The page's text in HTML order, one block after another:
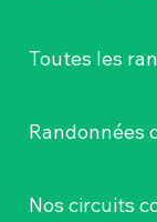
Toutes les
Randonnées
Nos circuits